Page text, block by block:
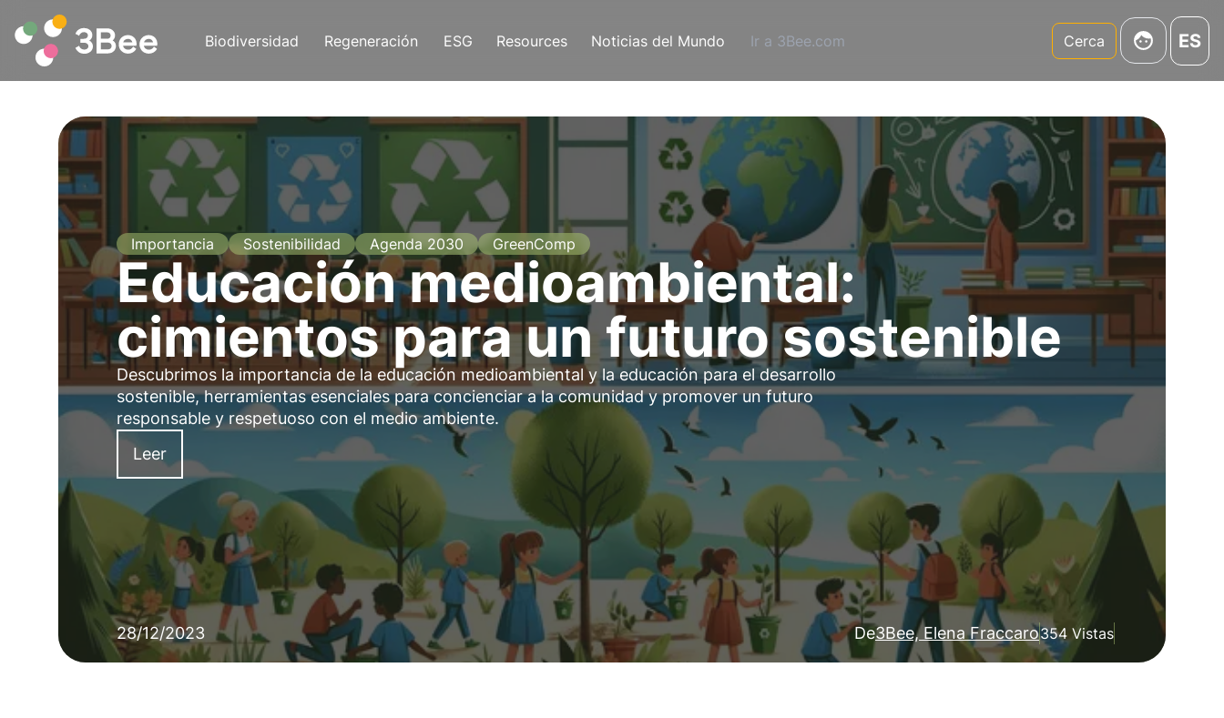
Biodiversidad Regeneración ESG Resources Noticias del Mundo Ir a 3Bee.com Cerca ES
Importancia Sostenibilidad Agenda 2030 GreenComp
Educación medioambiental:
cimientos para un futuro sostenible
Descubrimos la importancia de la educación medioambiental y la educación para el desarrollo
sostenible, herramientas esenciales para concienciar a la comunidad y promover un futuro
responsable y respetuoso con el medio ambiente.
Leer
28/12/2023 De3Bee, Elena Fraccaro354 Vistas